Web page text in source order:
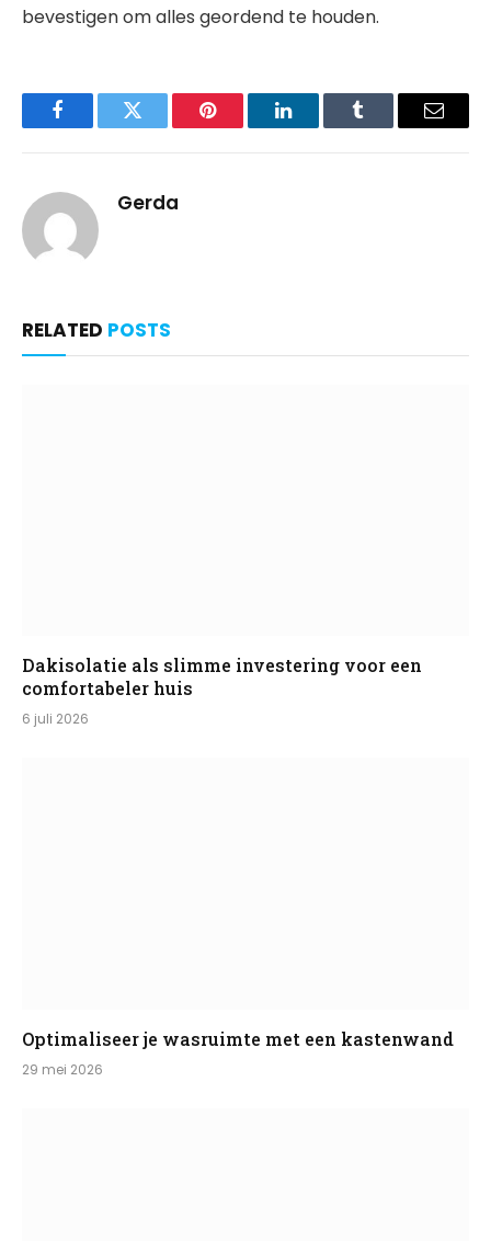
bevestigen om alles geordend te houden.
FacebookTwitter Pinterest LinkedInTumblr Email
Gerda
RELATED POSTS
Dakisolatie als slimme investering voor een
comfortabeler huis
6 juli 2026
Optimaliseer je wasruimte met een kastenwand
29 mei 2026